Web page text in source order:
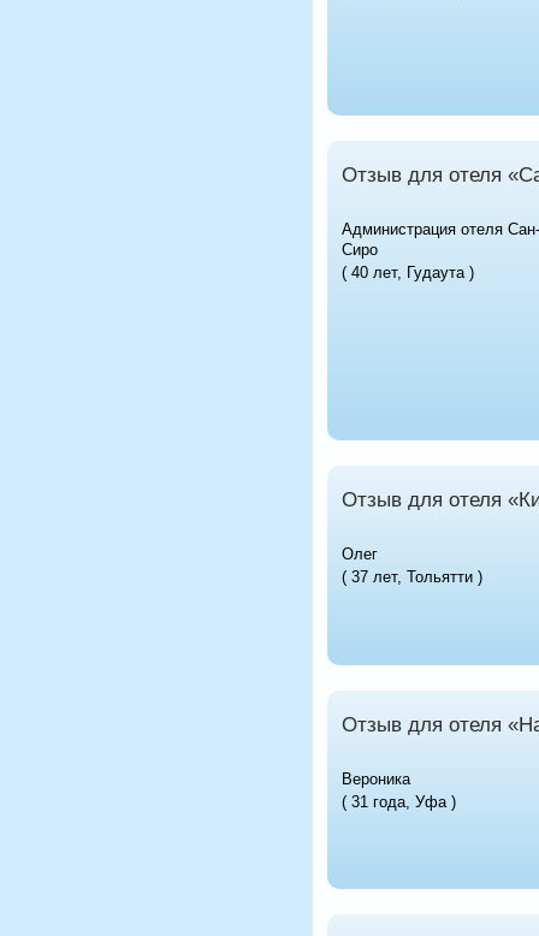
Отзыв для отеля
Администрация отеля Сан-
Сиро
( 40 лет, Гудаута )
Отзыв для отеля
Олег
( 37 лет, Тольятти )
Отзыв для отеля
Вероника
( 31 года, Уфа )